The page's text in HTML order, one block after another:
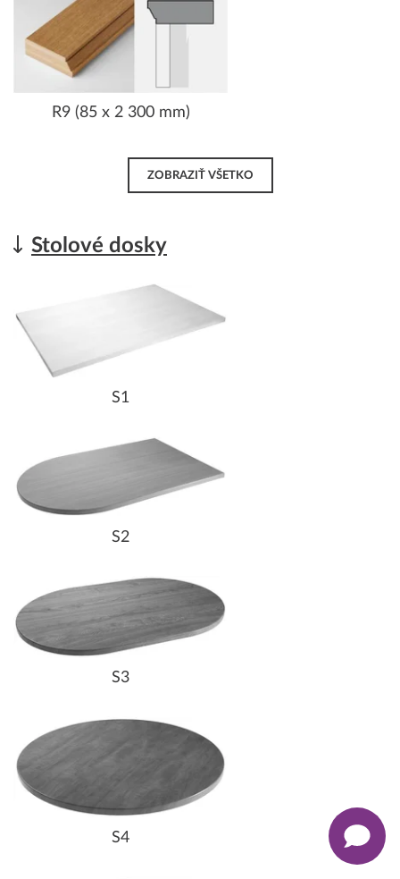
R9 (85 x 2 300 mm)
ZOBRAZIŤ VŠETKO
Stolové dosky
S1
S2
S3
S4